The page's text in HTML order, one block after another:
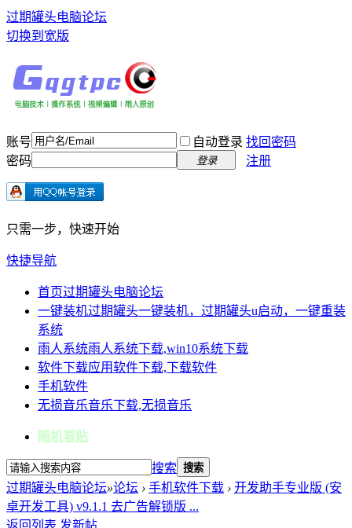
过期罐头电脑论坛
切换到宽版
账号 自动登录 找回密码
密码
登录 注册
只需一步，快速开始
快捷导航
首页过期罐头电脑论坛
一键装机过期罐头一键装机，过期罐头u启动，一键重装
系统
雨人系统雨人系统下载,win10系统下载
软件下载应用软件下载,下载软件
手机软件
无损音乐音乐下载,无损音乐
随机看贴
搜索 搜索
过期罐头电脑论坛»论坛 › 手机软件下载 › 开发助手专业版 (安
卓开发工具) v9.1.1 去广告解锁版 ...
返回列表 发新帖